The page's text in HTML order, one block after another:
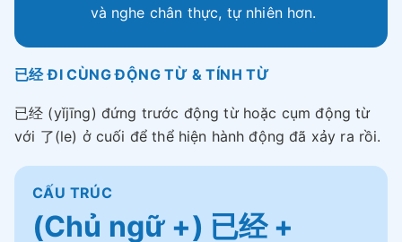
và nghe chân thực, tự nhiên hơn.
已经 ĐI CÙNG ĐỘNG TỪ & TÍNH TỪ
已经 (yǐjīng) đứng trước động từ hoặc cụm động từ
với 了(le) ở cuối để thể hiện hành động đã xảy ra rồi.
CẤU TRÚC
(Chủ ngữ +) 已经 +